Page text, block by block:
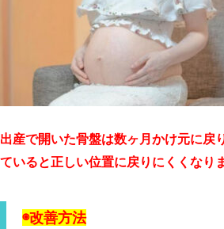
出産で開いた骨盤は数ヶ月かけ元に戻
ていると正しい位置に戻りにくくなり
◉改善方法